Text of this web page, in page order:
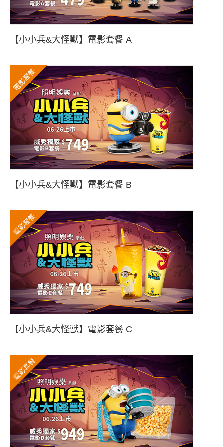
【小小兵&大怪獸】電影套餐 A
電影套餐
【小小兵&大怪獸】電影套餐 B
電影套餐
【小小兵&大怪獸】電影套餐 C
電影套餐